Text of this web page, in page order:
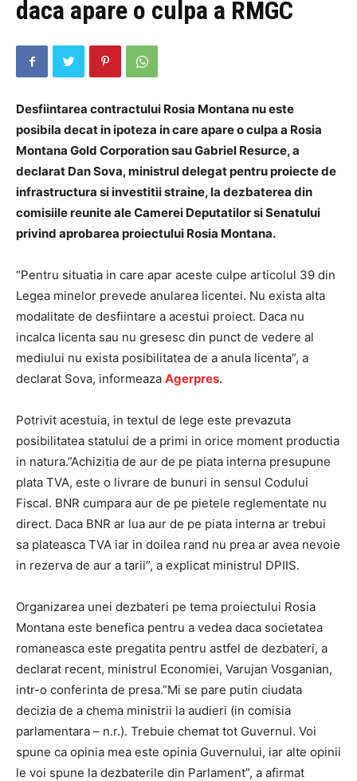
daca apare o culpa a RMGC
Desfiintarea contractului Rosia Montana nu este
posibila decat in ipoteza in care apare o culpa a Rosia
Montana Gold Corporation sau Gabriel Resurce, a
declarat Dan Sova, ministrul delegat pentru proiecte de
infrastructura si investitii straine, la dezbaterea din
comisiile reunite ale Camerei Deputatilor si Senatului
privind aprobarea proiectului Rosia Montana.
“Pentru situatia in care apar aceste culpe articolul 39 din
Legea minelor prevede anularea licentei. Nu exista alta
modalitate de desfiintare a acestui proiect. Daca nu
incalca licenta sau nu gresesc din punct de vedere al
mediului nu exista posibilitatea de a anula licenta”, a
declarat Sova, informeaza Agerpres.
Potrivit acestuia, in textul de lege este prevazuta
posibilitatea statului de a primi in orice moment productia
in natura.”Achizitia de aur de pe piata interna presupune
plata TVA, este o livrare de bunuri in sensul Codului
Fiscal. BNR cumpara aur de pe pietele reglementate nu
direct. Daca BNR ar lua aur de pe piata interna ar trebui
sa plateasca TVA iar in doilea rand nu prea ar avea nevoie
in rezerva de aur a tarii”, a explicat ministrul DPIIS.
Organizarea unei dezbateri pe tema proiectului Rosia
Montana este benefica pentru a vedea daca societatea
romaneasca este pregatita pentru astfel de dezbateri, a
declarat recent, ministrul Economiei, Varujan Vosganian,
intr-o conferinta de presa.”Mi se pare putin ciudata
decizia de a chema ministrii la audieri (in comisia
parlamentara – n.r.). Trebuie chemat tot Guvernul. Voi
spune ca opinia mea este opinia Guvernului, iar alte opinii
le voi spune la dezbaterile din Parlament”, a afirmat